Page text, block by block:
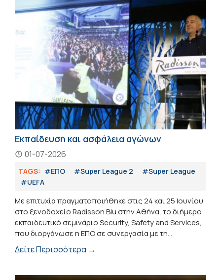
Εκπαίδευση και ασφάλεια αγώνων
01-07-2026
TAGS: #ΕΠΟ #Super League 2
#Super League
#UEFA
Με επιτυχία πραγματοποιήθηκε στις 24 και 25 Ιουνίου
στο ξενοδοχείο Radisson Blu στην Αθήνα, το διήμερο
εκπαιδευτικό σεμινάριο Security, Safety and Services,
που διοργάνωσε η ΕΠΟ σε συνεργασία με τη...
Δείτε Περισσότερα →